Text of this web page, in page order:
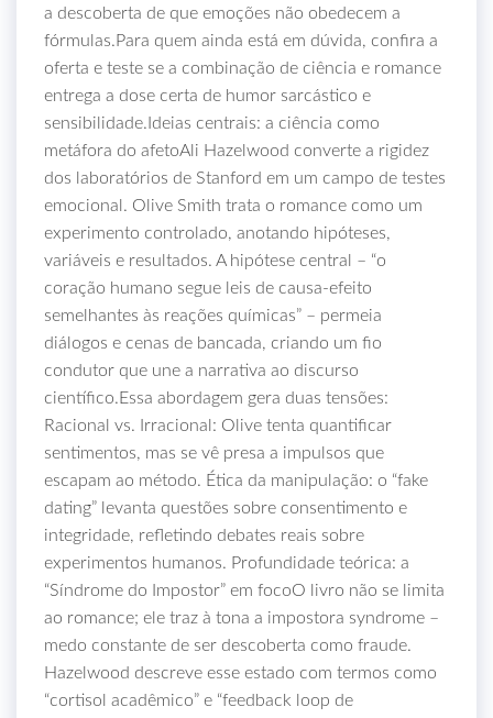
a descoberta de que emoções não obedecem a
fórmulas.Para quem ainda está em dúvida, confira a
oferta e teste se a combinação de ciência e romance
entrega a dose certa de humor sarcástico e
sensibilidade.Ideias centrais: a ciência como
metáfora do afetoAli Hazelwood converte a rigidez
dos laboratórios de Stanford em um campo de testes
emocional. Olive Smith trata o romance como um
experimento controlado, anotando hipóteses,
variáveis e resultados. A hipótese central – “o
coração humano segue leis de causa‑efeito
semelhantes às reações químicas” – permeia
diálogos e cenas de bancada, criando um fio
condutor que une a narrativa ao discurso
científico.Essa abordagem gera duas tensões:
Racional vs. Irracional: Olive tenta quantificar
sentimentos, mas se vê presa a impulsos que
escapam ao método. Ética da manipulação: o “fake
dating” levanta questões sobre consentimento e
integridade, refletindo debates reais sobre
experimentos humanos. Profundidade teórica: a
“Síndrome do Impostor” em focoO livro não se limita
ao romance; ele traz à tona a impostora syndrome –
medo constante de ser descoberta como fraude.
Hazelwood descreve esse estado com termos como
“cortisol acadêmico” e “feedback loop de